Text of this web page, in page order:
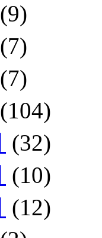
(9)
(7)
(7)
(104)
(32)
(10)
(12)